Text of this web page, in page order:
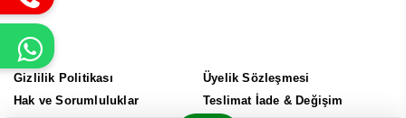
Gizlilik Politikası
Üyelik Sözleşmesi
Hak ve Sorumluluklar
Teslimat İade & Değişim